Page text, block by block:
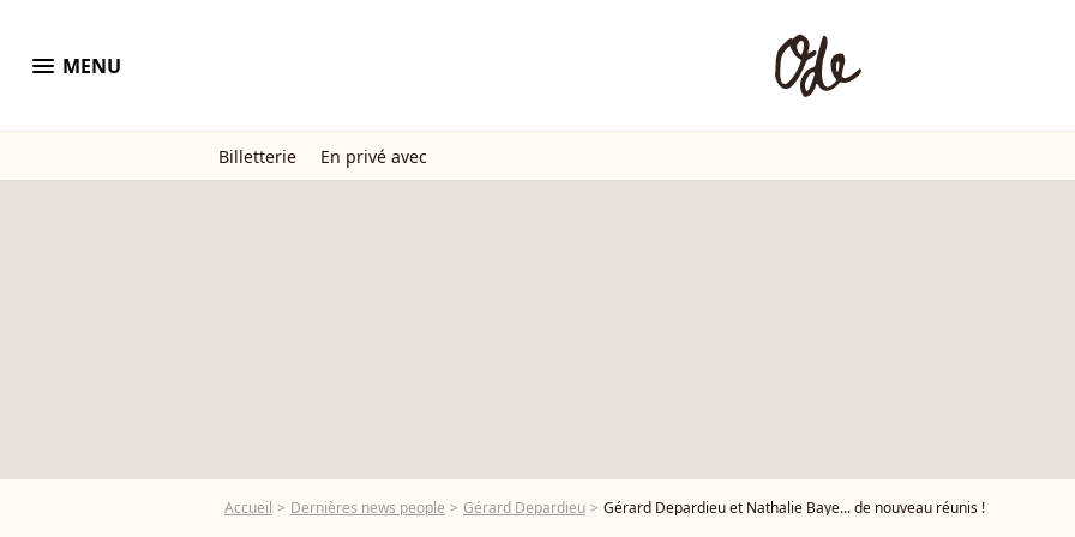
menu MENU
Billetterie En privé avec
Accueil Dernières news people Gérard Depardieu Gérard Depardieu et Nathalie Baye... de nouveau réunis !